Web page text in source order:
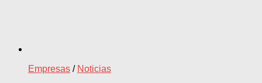
Empresas / Noticias